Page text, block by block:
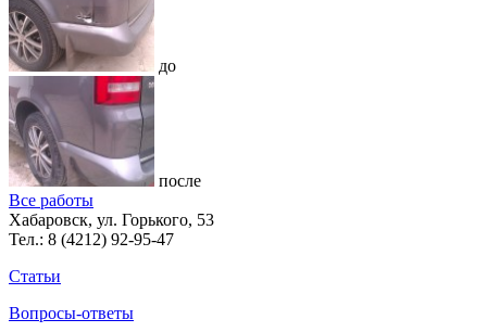
до
после
Все работы
Хабаровск, ул. Горького, 53
Тел.: 8 (4212) 92-95-47
Статьи
Вопросы-ответы